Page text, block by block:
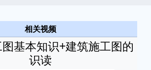
相关视频
基本知识+建筑施工图的
识读